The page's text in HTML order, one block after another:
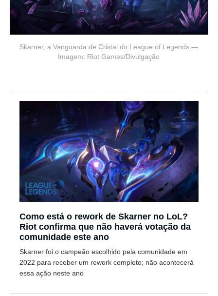
Skarner, a Vanguarda de Cristal do League of Legends —
Imagem: Riot Games/Divulgação
Como está o rework de Skarner no LoL?
Riot confirma que não haverá votação da
comunidade este ano
Skarner foi o campeão escolhido pela comunidade em
2022 para receber um rework completo; não acontecerá
essa ação neste ano